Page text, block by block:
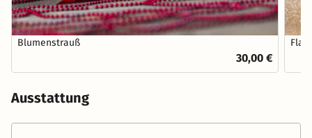
Blumenstrauß
30,00 €
Ausstattung